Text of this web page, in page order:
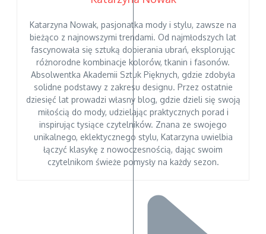
Katarzyna Nowak, pasjonatka mody i stylu, zawsze na
bieżąco z najnowszymi trendami. Od najmłodszych lat
fascynowała się sztuką dobierania ubrań, eksplorując
różnorodne kombinacje kolorów, tkanin i fasonów.
Absolwentka Akademii Sztuk Pięknych, gdzie zdobyła
solidne podstawy z zakresu designu. Przez ostatnie
dziesięć lat prowadzi własny blog, gdzie dzieli się swoją
miłością do mody, udzielając praktycznych porad i
inspirując tysiące czytelników. Znana ze swojego
unikalnego, eklektycznego stylu, Katarzyna uwielbia
łączyć klasykę z nowoczesnością, dając swoim
czytelnikom świeże pomysły na każdy sezon.